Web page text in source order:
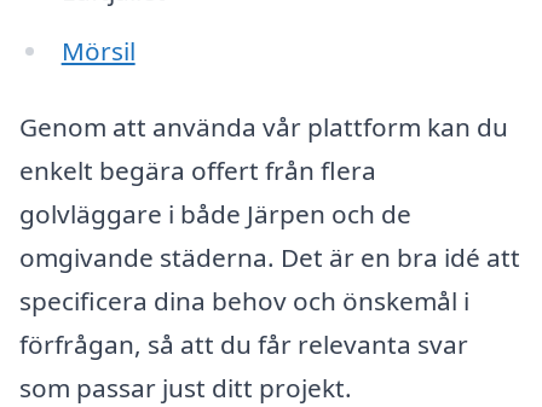
Mörsil
Genom att använda vår plattform kan du
enkelt begära offert från flera
golvläggare i både Järpen och de
omgivande städerna. Det är en bra idé att
specificera dina behov och önskemål i
förfrågan, så att du får relevanta svar
som passar just ditt projekt.